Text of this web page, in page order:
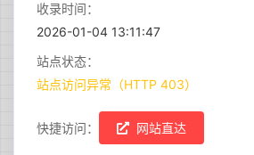
收录时间：
2026-01-04 13:11:47
站点状态：
站点访问异常（HTTP 403）
快捷访问： 网站直达